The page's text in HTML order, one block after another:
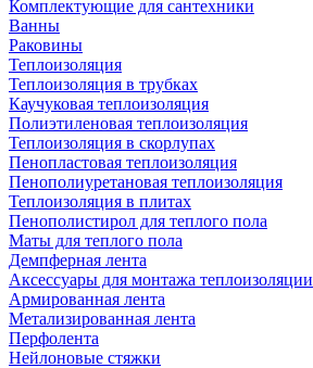
Комплектующие для сантехники
Ванны
Раковины
Теплоизоляция
Теплоизоляция в трубках
Каучуковая теплоизоляция
Полиэтиленовая теплоизоляция
Теплоизоляция в скорлупах
Пенопластовая теплоизоляция
Пенополиуретановая теплоизоляция
Теплоизоляция в плитах
Пенополистирол для теплого пола
Маты для теплого пола
Демпферная лента
Аксессуары для монтажа теплоизоляции
Армированная лента
Метализированная лента
Перфолента
Нейлоновые стяжки